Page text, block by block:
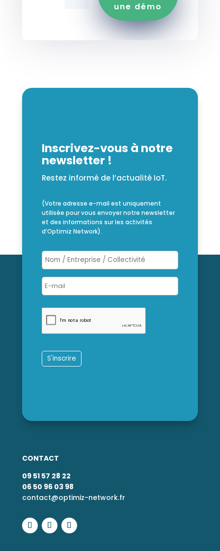
une démo
Inscrivez-vous à notre
newsletter !
Restez informé de l’actualité IoT.
(Votre adresse e-mail est uniquement
utilisée pour vous envoyer notre newsletter
et des informations sur les activités
d’Optimiz Network).
CONTACT
09 51 57 28 22
06 50 96 03 98
contact@optimiz-network.fr